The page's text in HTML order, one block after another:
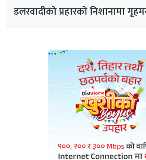
डलरवादीको प्रहारको निशानामा